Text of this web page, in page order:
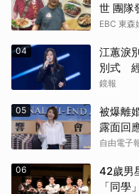
世 團隊
EBC 東森
04
江蕙淚
別式
鏡報
05
被爆離
露面回
自由電子
06
42歲男
「同學